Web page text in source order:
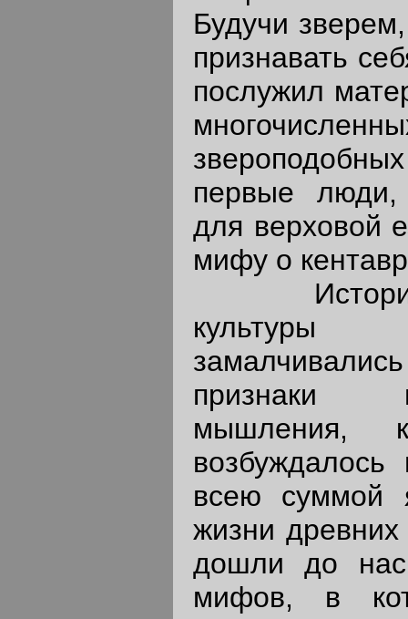
Будучи
признавать
послужил
первые
для верховой
мифу о
признаки
мышления,
всею суммой
жизни
дошли до
мифов, в